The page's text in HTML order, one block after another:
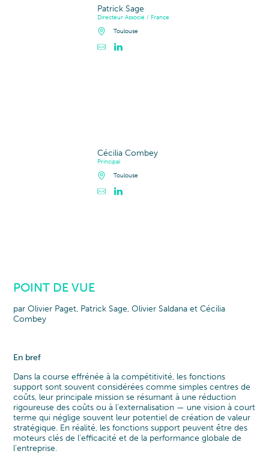
Patrick Sage
Directeur Associé / France
Toulouse
Cécilia Combey
Principal
Toulouse
POINT DE VUE
par Olivier Paget, Patrick Sage, Olivier Saldana et Cécilia
Combey
En bref
Dans la course effrénée à la compétitivité, les fonctions
support sont souvent considérées comme simples centres de
coûts, leur principale mission se résumant à une réduction
rigoureuse des coûts ou à l’externalisation — une vision à court
terme qui néglige souvent leur potentiel de création de valeur
stratégique. En réalité, les fonctions support peuvent être des
moteurs clés de l’efficacité et de la performance globale de
l’entreprise.